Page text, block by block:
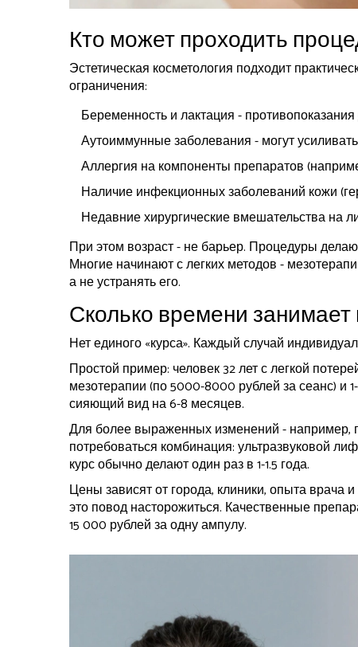
Кто может проходить
Эстетическая косметология подходит
ограничения:
Беременность и лактация -
Аутоиммунные заболевания - могут
Аллергия на компоненты препаратов
Наличие инфекционных заболеваний кожи
Недавние хирургические вмешательства на
При этом возраст - не барьер. Процедуры
Многие начинают с легких методов -
а не устранять его.
Сколько времени занимает
Нет единого «курса». Каждый случай
Простой пример: человек 32 лет с легкой
мезотерапии (по 5000-8000 рублей за сеанс) и
сияющий вид на 6-8 месяцев.
Для более выраженных изменений - например,
потребоваться комбинация: ультразвуковой
курс обычно делают один раз в 1-1.5 года.
Цены зависят от города, клиники, опыта
это повод насторожиться. Качественные
15 000 рублей за одну ампулу.